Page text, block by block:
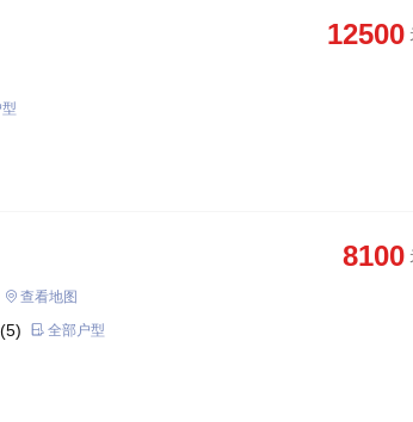
12500
8100
查看地图
全部户型